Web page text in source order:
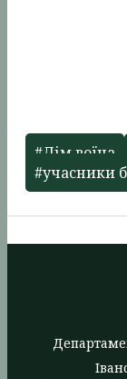
#Дім воїна
#учасники